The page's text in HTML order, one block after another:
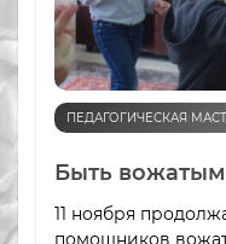
ПЕДАГОГИЧЕСКАЯ
Быть
11 ноября
помощников